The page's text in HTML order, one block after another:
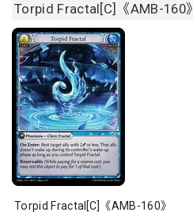
Torpid Fractal[C]《AMB-160》
Torpid Fractal[C]《AMB-160》